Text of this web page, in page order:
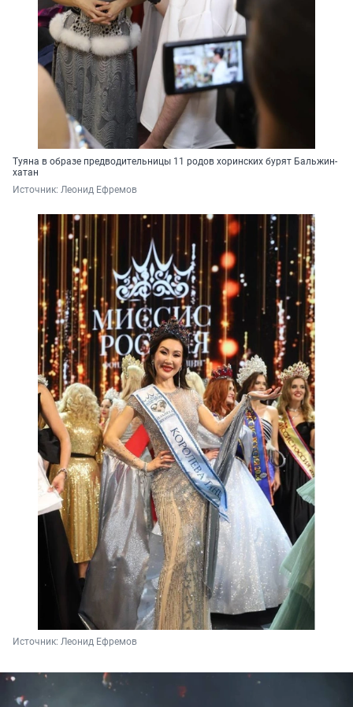
Туяна в образе предводительницы 11 родов хоринских бурят Бальжин-
хатан
Источник: Леонид Ефремов
Источник: Леонид Ефремов